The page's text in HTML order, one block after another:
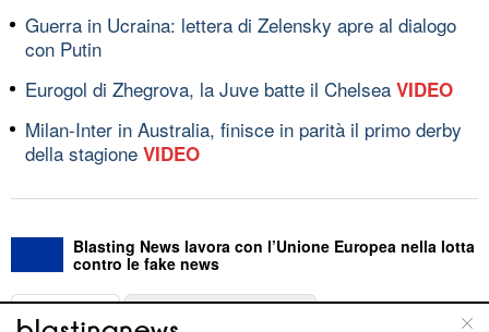
Guerra in Ucraina: lettera di Zelensky apre al dialogo
con Putin
Eurogol di Zhegrova, la Juve batte il Chelsea VIDEO
Milan-Inter in Australia, finisce in parità il primo derby
della stagione VIDEO
Blasting News lavora con l’Unione Europea nella lotta
contro le fake news
ABOUT